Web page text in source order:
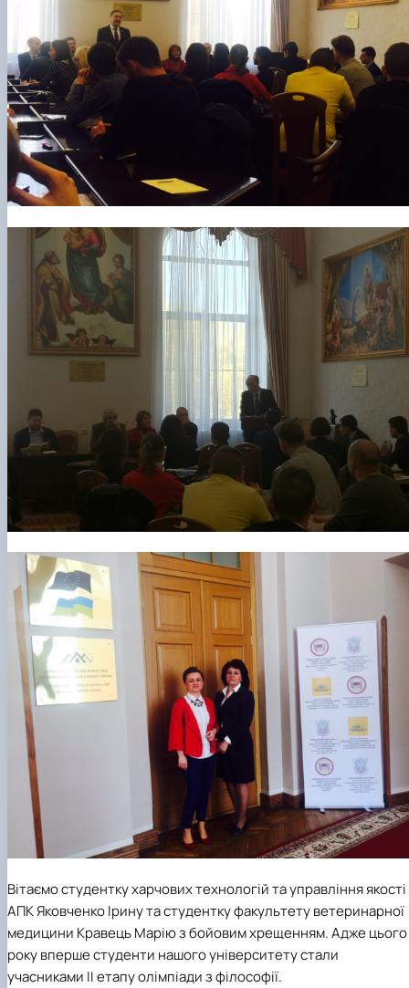
Вітаємо студентку харчових технологій та управління якості
АПК Яковченко Ірину та студентку факультету ветеринарної
медицини Кравець Марію з бойовим хрещенням. Адже цього
року вперше студенти нашого університету стали
учасниками ІІ етапу олімпіади з філософії.